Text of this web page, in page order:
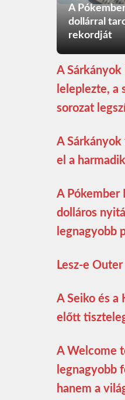
A
dollárral
rekordját
A Sárkányok
leleplezte, a
sorozat
A
el a
A Pókember
dolláros
legnagyobb
Lesz-e
A Seiko és a
előtt
A Welcome
legnagyobb
hanem a